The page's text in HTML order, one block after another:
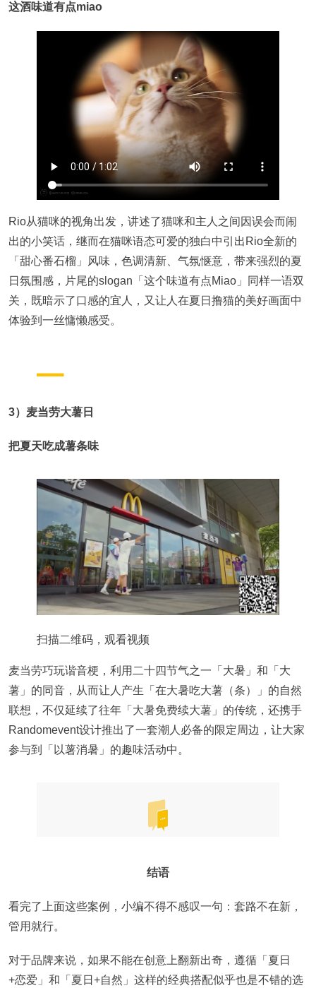
这酒味道有点miao
Rio从猫咪的视角出发，讲述了猫咪和主人之间因误会而闹
出的小笑话，继而在猫咪语态可爱的独白中引出Rio全新的
「甜心番石榴」风味，色调清新、气氛惬意，带来强烈的夏
日氛围感，片尾的slogan「这个味道有点Miao」同样一语双
关，既暗示了口感的宜人，又让人在夏日撸猫的美好画面中
体验到一丝慵懒感受。
3）麦当劳大薯日
把夏天吃成薯条味
扫描二维码，观看视频
麦当劳巧玩谐音梗，利用二十四节气之一「大暑」和「大
薯」的同音，从而让人产生「在大暑吃大薯（条）」的自然
联想，不仅延续了往年「大暑免费续大薯」的传统，还携手
Randomevent设计推出了一套潮人必备的限定周边，让大家
参与到「以薯消暑」的趣味活动中。
结语
看完了上面这些案例，小编不得不感叹一句：套路不在新，
管用就行。
对于品牌来说，如果不能在创意上翻新出奇，遵循「夏日
+恋爱」和「夏日+自然」这样的经典搭配似乎也是不错的选